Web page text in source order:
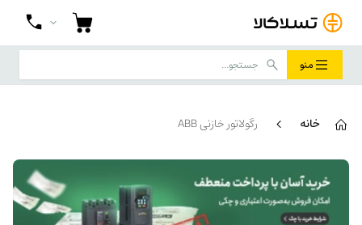
منو
خانه رگولاتور خازنی ABB